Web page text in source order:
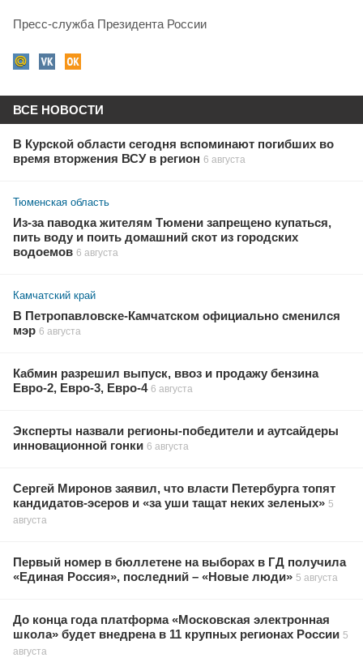
Пресс-служба Президента России
ВСЕ НОВОСТИ
В Курской области сегодня вспоминают погибших во
время вторжения ВСУ в регион 6 августа
Тюменская область
Из-за паводка жителям Тюмени запрещено купаться,
пить воду и поить домашний скот из городских
водоемов 6 августа
Камчатский край
В Петропавловске-Камчатском официально сменился
мэр 6 августа
Кабмин разрешил выпуск, ввоз и продажу бензина
Евро-2, Евро-3, Евро-4 6 августа
Эксперты назвали регионы-победители и аутсайдеры
инновационной гонки 6 августа
Сергей Миронов заявил, что власти Петербурга топят
кандидатов-эсеров и «за уши тащат неких зеленых» 5
августа
Первый номер в бюллетене на выборах в ГД получила
«Единая Россия», последний – «Новые люди» 5 августа
До конца года платформа «Московская электронная
школа» будет внедрена в 11 крупных регионах России 5
августа